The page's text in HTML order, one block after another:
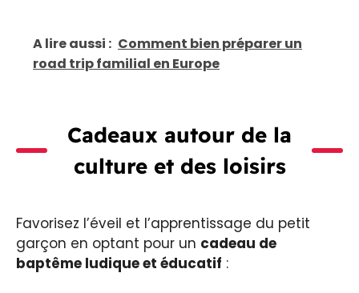
A lire aussi : Comment bien préparer un
road trip familial en Europe
Cadeaux autour de la
culture et des loisirs
Favorisez l’éveil et l’apprentissage du petit
garçon en optant pour un cadeau de
baptême ludique et éducatif :